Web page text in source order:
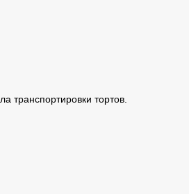
транспортировки тортов.